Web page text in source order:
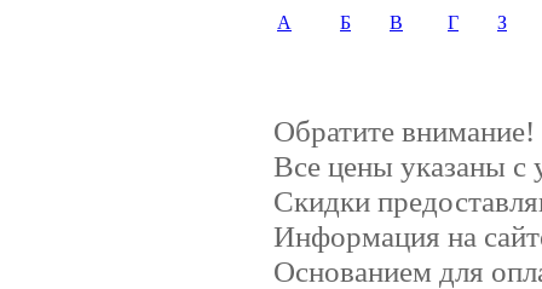
А Б В Г З
Обратите внимание!
Все цены указаны
Скидки
Информация на
Основанием для